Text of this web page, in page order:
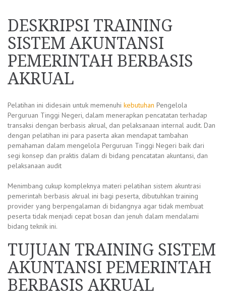
DESKRIPSI TRAINING
SISTEM AKUNTANSI
PEMERINTAH BERBASIS
AKRUAL
Pelatihan ini didesain untuk memenuhi kebutuhan Pengelola
Perguruan Tinggi Negeri, dalam menerapkan pencatatan terhadap
transaksi dengan berbasis akrual, dan pelaksanaan internal audit. Dan
dengan pelatihan ini para paserta akan mendapat tambahan
pemahaman dalam mengelola Perguruan Tinggi Negeri baik dari
segi konsep dan praktis dalam di bidang pencatatan akuntansi, dan
pelaksanaan audit
Menimbang cukup kompleknya materi pelatihan sistem akuntrasi
pemerintah berbasis akrual ini bagi peserta, dibutuhkan training
provider yang berpengalaman di bidangnya agar tidak membuat
peserta tidak menjadi cepat bosan dan jenuh dalam mendalami
bidang teknik ini.
TUJUAN TRAINING SISTEM
AKUNTANSI PEMERINTAH
BERBASIS AKRUAL